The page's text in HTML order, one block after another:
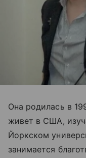
Она родилась в
живет в США,
Йоркском
занимается